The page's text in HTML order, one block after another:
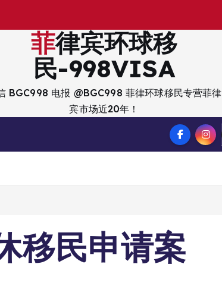
菲律宾环球移
民-998VISA
BGC998 电报 @BGC998 菲律环球移民专营菲律
宾市场近20年！
移民申请案